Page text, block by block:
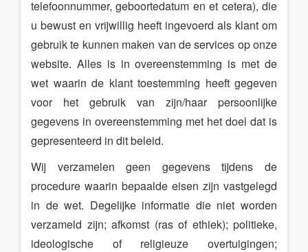
telefoonnummer, geboortedatum en et cetera), die
u bewust en vrijwillig heeft ingevoerd als klant om
gebruik te kunnen maken van de services op onze
website. Alles is in overeenstemming is met de
wet waarin de klant toestemming heeft gegeven
voor het gebruik van zijn/haar persoonlijke
gegevens in overeenstemming met het doel dat is
gepresenteerd in dit beleid.
Wij verzamelen geen gegevens tijdens de
procedure waarin bepaalde eisen zijn vastgelegd
in de wet. Degelijke informatie die niet worden
verzameld zijn; afkomst (ras of ethiek); politieke,
ideologische of religieuze overtuigingen;